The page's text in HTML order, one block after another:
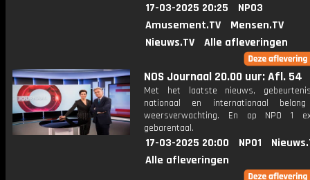
17-03-2025 20:25
NPO3
Amusement.TV
Mensen.TV
Nieuws.TV
Alle afleveringen
NOS Journaal 20.00 uur: Afl. 54
Met het laatste nieuws,
nationaal en internationaal
weersverwachting. En op NPO 1
gebarentaal.
17-03-2025 20:00 NPO1
Alle afleveringen